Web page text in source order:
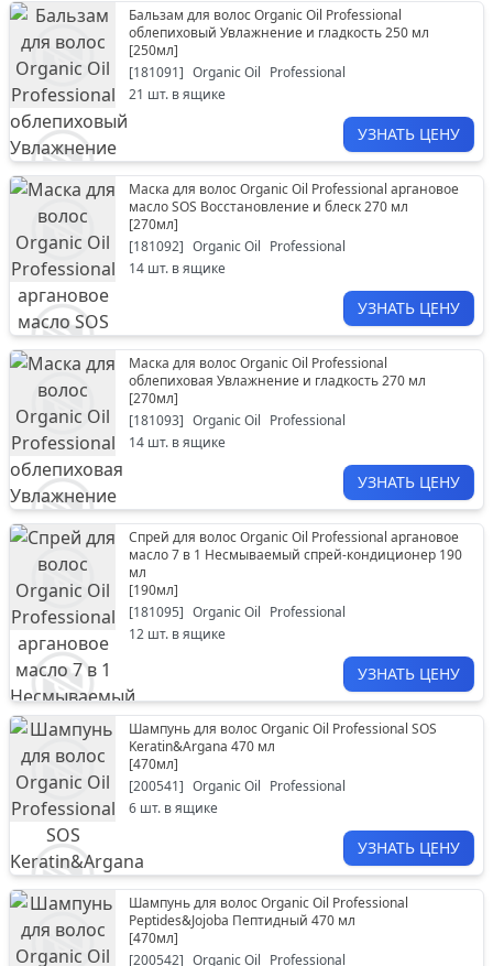
Бальзам для волос Organic Oil Professional
облепиховый Увлажнение и гладкость 250 мл
[250мл]
[181091] Organic Oil Professional
21 шт. в ящике
УЗНАТЬ ЦЕНУ
Маска для волос Organic Oil Professional аргановое
масло SOS Восстановление и блеск 270 мл
[270мл]
[181092] Organic Oil Professional
14 шт. в ящике
УЗНАТЬ ЦЕНУ
Маска для волос Organic Oil Professional
облепиховая Увлажнение и гладкость 270 мл
[270мл]
[181093] Organic Oil Professional
14 шт. в ящике
УЗНАТЬ ЦЕНУ
Спрей для волос Organic Oil Professional аргановое
масло 7 в 1 Несмываемый спрей-кондиционер 190
мл
[190мл]
[181095] Organic Oil Professional
12 шт. в ящике
УЗНАТЬ ЦЕНУ
Шампунь для волос Organic Oil Professional SOS
Keratin&Argana 470 мл
[470мл]
[200541] Organic Oil Professional
6 шт. в ящике
УЗНАТЬ ЦЕНУ
Шампунь для волос Organic Oil Professional
Peptides&Jojoba Пептидный 470 мл
[470мл]
[200542] Organic Oil Professional